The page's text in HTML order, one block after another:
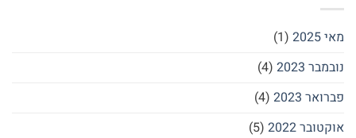
מאי 2025
(1)
נובמבר 2023
(4)
פברואר 2023
(4)
אוקטובר 2022
(5)